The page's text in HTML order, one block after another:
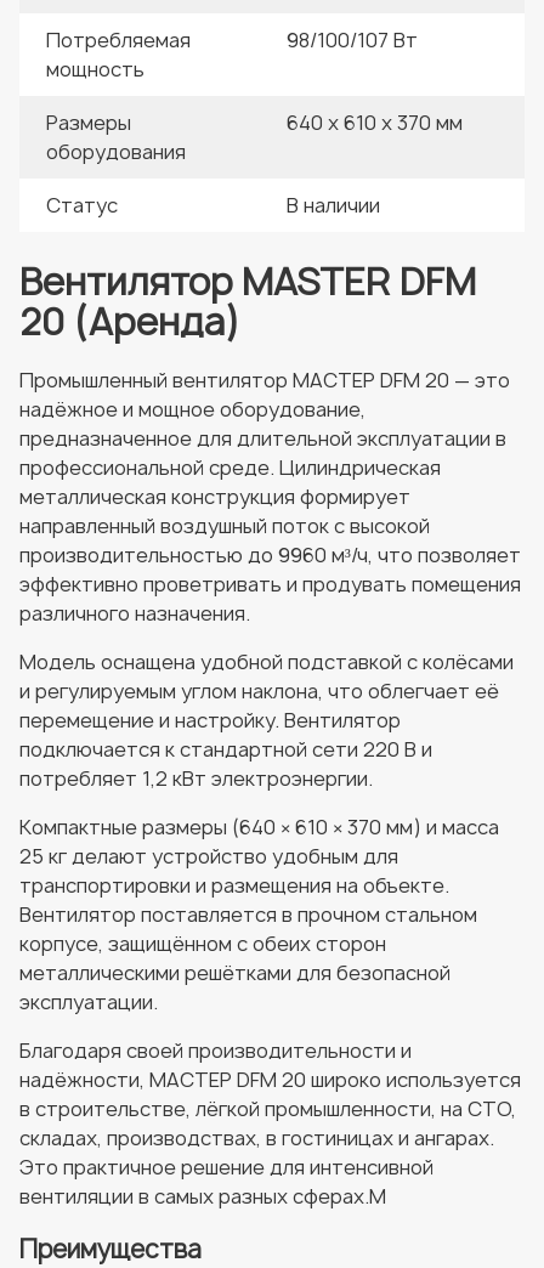
Потребляемая
мощность
98/100/107 Вт
Размеры
оборудования
640 x 610 x 370 мм
Статус В наличии
Вентилятор MASTER DFM
20 (Аренда)
Промышленный вентилятор MACTEP DFM 20 — это
надёжное и мощное оборудование,
предназначенное для длительной эксплуатации в
профессиональной среде. Цилиндрическая
металлическая конструкция формирует
направленный воздушный поток с высокой
производительностью до 9960 м³/ч, что позволяет
эффективно проветривать и продувать помещения
различного назначения.
Модель оснащена удобной подставкой с колёсами
и регулируемым углом наклона, что облегчает её
перемещение и настройку. Вентилятор
подключается к стандартной сети 220 В и
потребляет 1,2 кВт электроэнергии.
Компактные размеры (640 × 610 × 370 мм) и масса
25 кг делают устройство удобным для
транспортировки и размещения на объекте.
Вентилятор поставляется в прочном стальном
корпусе, защищённом с обеих сторон
металлическими решётками для безопасной
эксплуатации.
Благодаря своей производительности и
надёжности, MACTEP DFM 20 широко используется
в строительстве, лёгкой промышленности, на СТО,
складах, производствах, в гостиницах и ангарах.
Это практичное решение для интенсивной
вентиляции в самых разных сферах.M
Преимущества